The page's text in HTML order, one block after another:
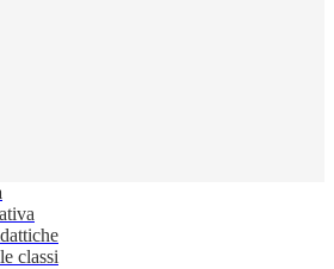
classi